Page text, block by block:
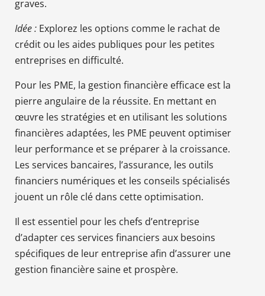
graves.
Idée : Explorez les options comme le rachat de
crédit ou les aides publiques pour les petites
entreprises en difficulté.
Pour les PME, la gestion financière efficace est la
pierre angulaire de la réussite. En mettant en
œuvre les stratégies et en utilisant les solutions
financières adaptées, les PME peuvent optimiser
leur performance et se préparer à la croissance.
Les services bancaires, l’assurance, les outils
financiers numériques et les conseils spécialisés
jouent un rôle clé dans cette optimisation.
Il est essentiel pour les chefs d’entreprise
d’adapter ces services financiers aux besoins
spécifiques de leur entreprise afin d’assurer une
gestion financière saine et prospère.